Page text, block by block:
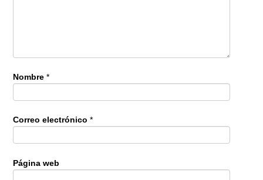
Nombre *
Correo electrónico *
Página web